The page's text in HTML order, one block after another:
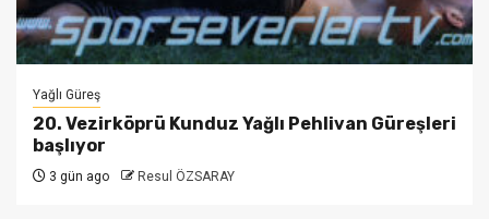
Yağlı Güreş
20. Vezirköprü Kunduz Yağlı Pehlivan Güreşleri
başlıyor
3 gün ago Resul ÖZSARAY